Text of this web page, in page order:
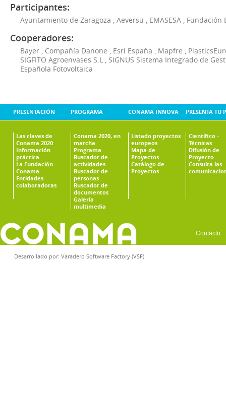
Participantes:
Ayuntamiento de Zaragoza Aeversu EMASESA Fundación
Cooperadores:
Bayer Compañía Danone Esri España Mapfre
SIGFITO Agroenvases S.L
SIGNUS Sistema Integrado de
Española Fotovoltaica
PRESENTACIÓN
Las claves de
Conama 2020
Información
práctica
La Fundación
Conama
Entidades
colaboradoras
PROGRAMA
Conama 2020, en
marcha
Programa
Buscador de
actividades
Buscador de
personas
Buscador de
documentos
Galería
multimedia
CONAMA INNOVA
Listado proyectos
europeos
Mapa de
Proyectos
Catálogo de
Proyectos
PRESENTA TU
Científico -
Técnicas
Difusión de
Proyecto
Consulta las
Contacto
Desarrollado por: Varadero Software Factory (VSF)